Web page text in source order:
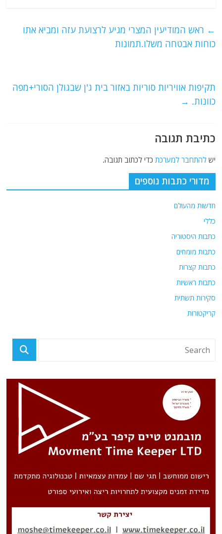
s
A
g
ra
l
er
e
k
← ראש המודיעין המצרי מגיע לרצועת עזה ומביא אתו
כוחות אבטחה משלו.תמונות
תקיפות אוויריות סוריות באזור בית ג'ן שבגולן הסורי+מפה
כוונות. →
כתיבת תגובה
ישלהתחבר למערכת כדי לכתוב תגובה.
מדורי כתבות נוספים
חדשות מהעולם
כללי
כתבות היסטוריה
כתבות מומחים
כתבות קצרות
כתבות ראשיות
סקירות תשתית
קריקטורות